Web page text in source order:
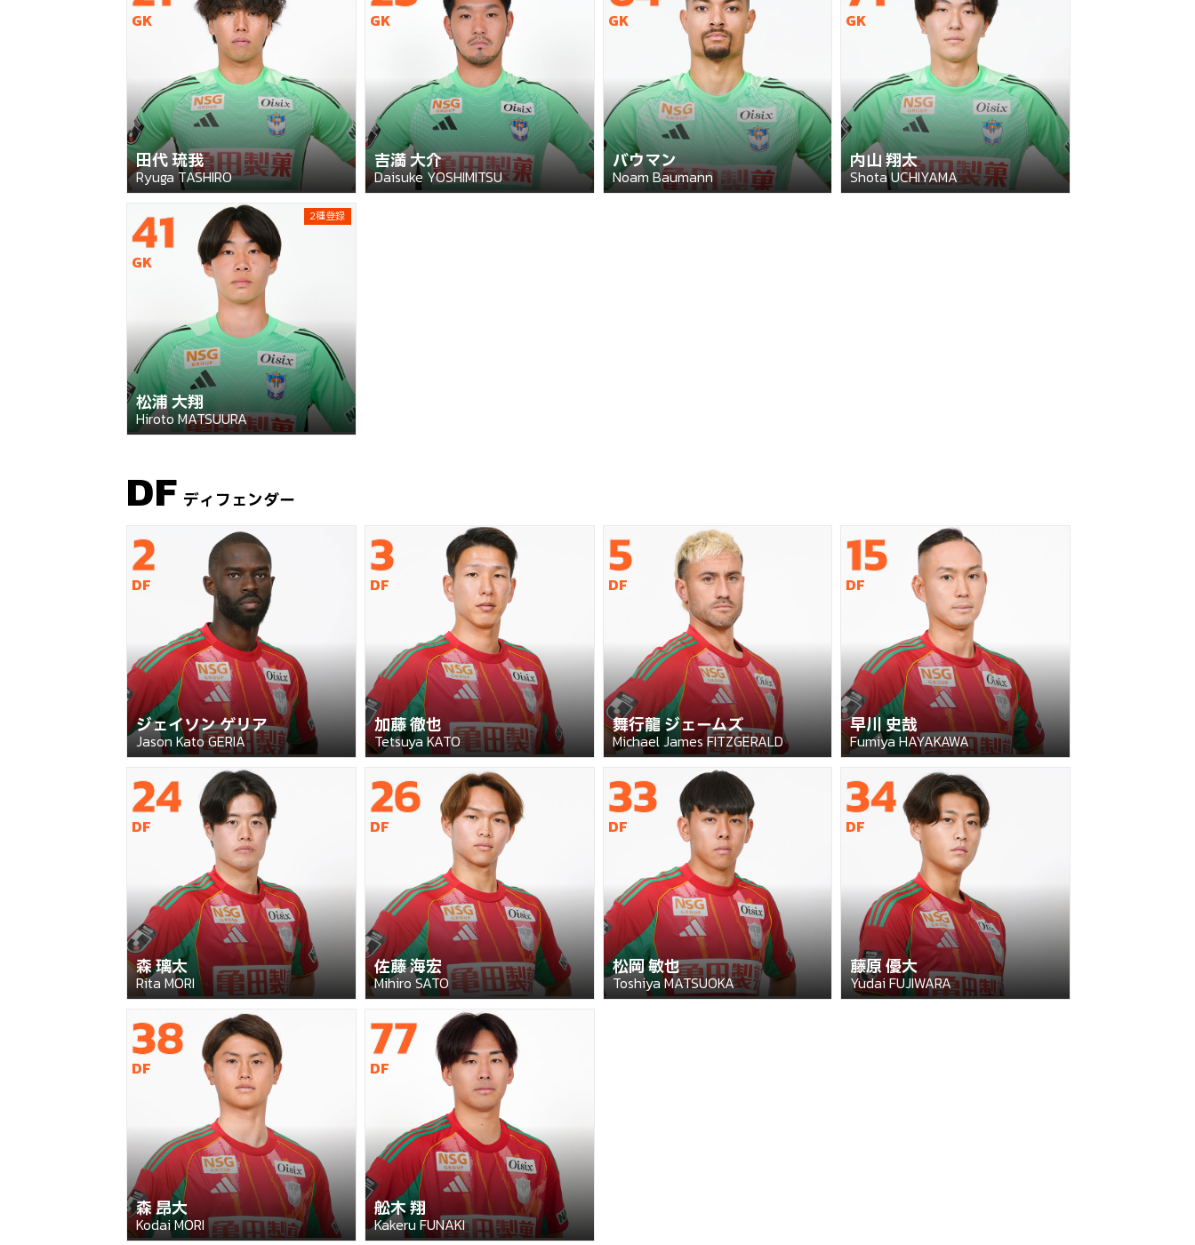
GK
田代 琉我
Ryuga TASHIRO
GK
吉満 大介
Daisuke YOSHIMITSU
GK
バウマン
Noam Baumann
GK
内山 翔太
Shota UCHIYAMA
41
GK
松浦 大翔
Hiroto MATSUURA
2種登録
DF ディフェンダー
2
DF
ジェイソン ゲリア
Jason Kato GERIA
3
DF
加藤 徹也
Tetsuya KATO
5
DF
舞行龍 ジェームズ
Michael James FITZGERALD
15
DF
早川 史哉
Fumiya HAYAKAWA
24
DF
森 璃太
Rita MORI
26
DF
佐藤 海宏
Mihiro SATO
33
DF
松岡 敏也
Toshiya MATSUOKA
34
DF
藤原 優大
Yudai FUJIWARA
38
DF
森 昂大
Kodai MORI
77
DF
舩木 翔
Kakeru FUNAKI